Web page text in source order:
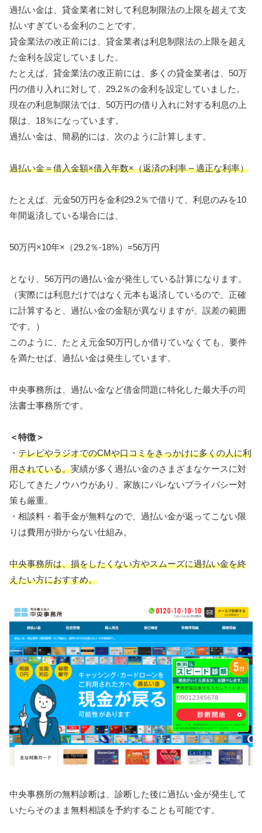
過払い金は、貸金業者に対して利息制限法の上限を超えて支
払いすぎている金利のことです。
貸金業法の改正前には、貸金業者は利息制限法の上限を超え
た金利を設定していました。
たとえば、貸金業法の改正前には、多くの貸金業者は、50万
円の借り入れに対して、29.2％の金利を設定していました。
現在の利息制限法では、50万円の借り入れに対する利息の上
限は、18％になっています。
過払い金は、簡易的には、次のように計算します。
過払い金＝借入金額×借入年数×（返済の利率 – 適正な利率）
たとえば、元金50万円を金利29.2％で借りて、利息のみを10
年間返済している場合には、
50万円×10年×（29.2％-18%）=56万円
となり、56万円の過払い金が発生している計算になります。
（実際には利息だけではなく元本も返済しているので、正確
に計算すると、過払い金の金額が異なりますが、誤差の範囲
です。）
このように、たとえ元金50万円しか借りていなくても、要件
を満たせば、過払い金は発生しています。
中央事務所は、過払い金など借金問題に特化した最大手の司
法書士事務所です。
＜特徴＞
・ テレビやラジオでのCMや口コミをきっかけに多くの人に利
用されている。実績が多く過払い金のさまざまなケースに対
応してきたノウハウがあり、家族にバレないプライバシー対
策も厳重。
・相談料・着手金が無料なので、過払い金が返ってこない限
りは費用が掛からない仕組み。
中央事務所は、損をしたくない方やスムーズに過払い金を終
えたい方におすすめ。
中央事務所の無料診断は、診断した後に過払い金が発生して
いたらそのまま無料相談を予約することも可能です。